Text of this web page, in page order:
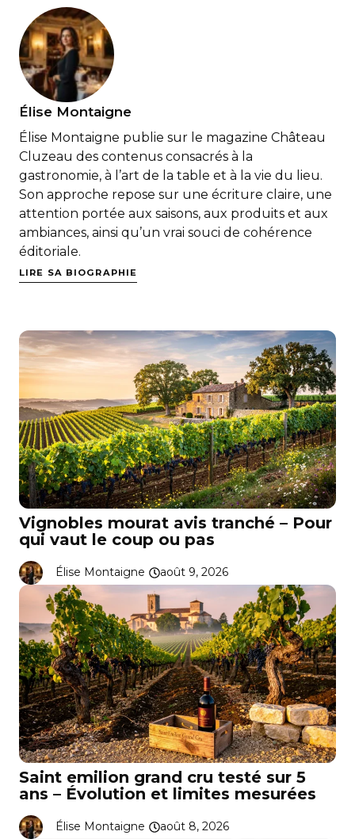
Élise Montaigne
Élise Montaigne publie sur le magazine Château
Cluzeau des contenus consacrés à la
gastronomie, à l’art de la table et à la vie du lieu.
Son approche repose sur une écriture claire, une
attention portée aux saisons, aux produits et aux
ambiances, ainsi qu’un vrai souci de cohérence
éditoriale.
LIRE SA BIOGRAPHIE
Vignobles mourat avis tranché – Pour
qui vaut le coup ou pas
Élise Montaigne août 9, 2026
Saint emilion grand cru testé sur 5
ans – Évolution et limites mesurées
Élise Montaigne août 8, 2026